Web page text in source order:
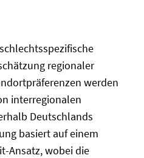
regionaler
werden
interregionalen
Deutschlands
basiert auf einem
Ansatz, wobei die